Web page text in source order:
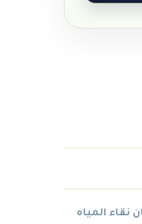
المياه